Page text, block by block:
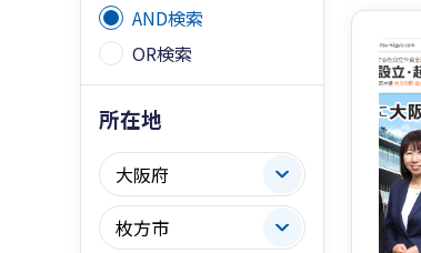
AND検索
OR検索
所在地